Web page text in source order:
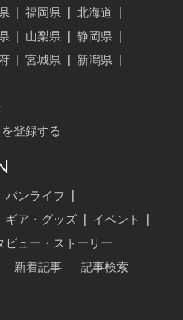
福岡県 北海道
山梨県 静岡県
宮城県 新潟県
登録する
バンライフ
ギア・グッズ イベント
ビュー・ストーリー
新着記事
記事検索